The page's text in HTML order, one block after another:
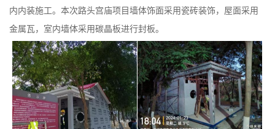
内内装施工。本次路头宫庙项目墙体饰面采用瓷砖装饰，屋面采用
金属瓦，室内墙体采用碳晶板进行封板。